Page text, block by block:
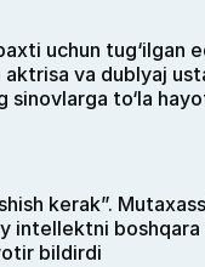
uchun tug‘ilgan
va dublyaj
sinovlarga to‘la
kerak”.
intellektni
bildirdi